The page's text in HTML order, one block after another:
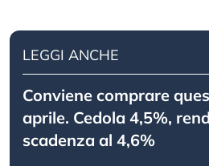
LEGGI ANCHE
Conviene comprare
aprile. Cedola 4,5%,
scadenza al 4,6%